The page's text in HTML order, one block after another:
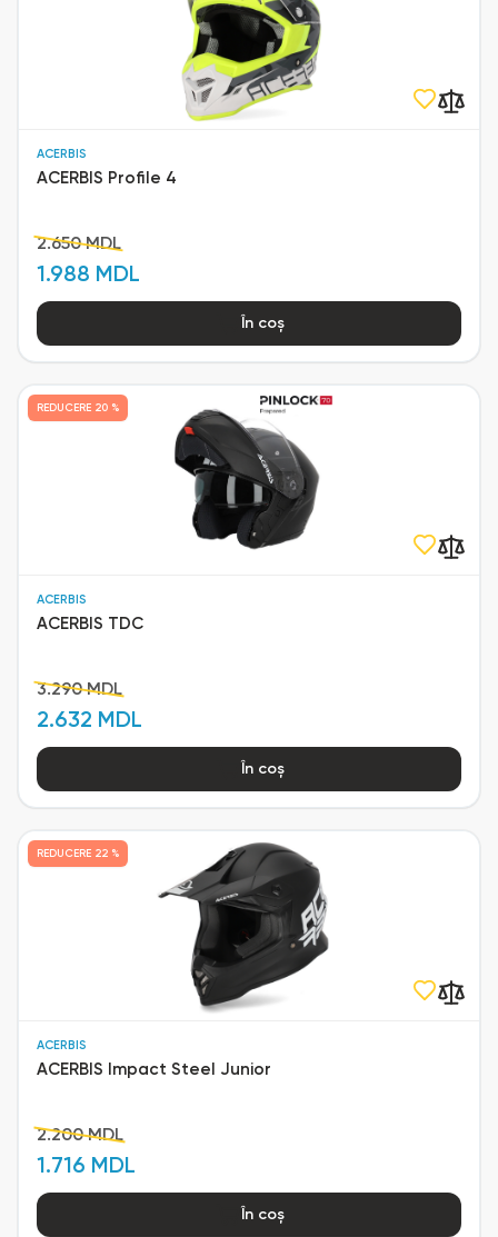
ACERBIS
ACERBIS Profile 4
2.650 MDL
1.988 MDL
În coș
ACERBIS
ACERBIS TDC
3.290 MDL
2.632 MDL
REDUCERE 20 %
În coș
ACERBIS
ACERBIS Impact Steel Junior
2.200 MDL
1.716 MDL
REDUCERE 22 %
În coș